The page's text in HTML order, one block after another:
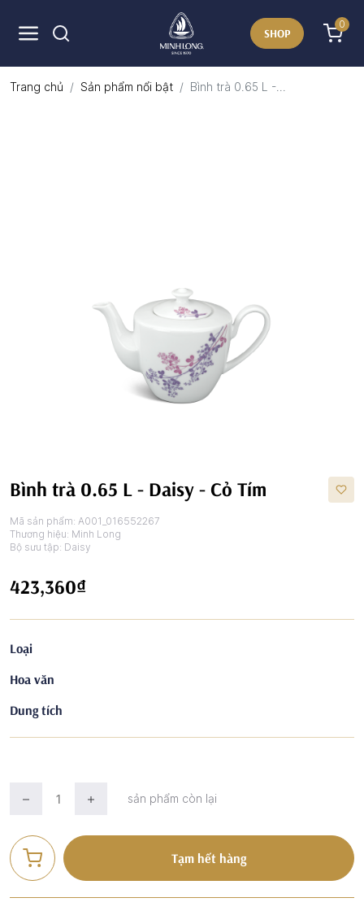
SHOP
0
Trang chủ Sản phẩm nổi bật Bình trà 0.65 L -...
Bình trà 0.65 L - Daisy - Cỏ Tím
Mã sản phẩm: A001_016552267
Thương hiệu: Minh Long
Bộ sưu tập: Daisy
423,360₫
Loại
Hoa văn
Dung tích
sản phẩm còn lại
Tạm hết hàng